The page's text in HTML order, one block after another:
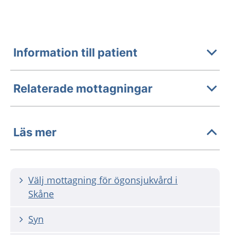
Information till patient
Relaterade mottagningar
Läs mer
Välj mottagning för ögonsjukvård i
Skåne
Syn